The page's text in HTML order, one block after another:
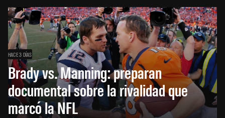
HACE 3 DÍAS
Brady vs. Manning: preparan
documental sobre la rivalidad que
marcó la NFL